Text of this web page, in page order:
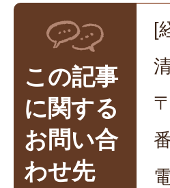
この記事
に関する
お問い合
わせ先
[